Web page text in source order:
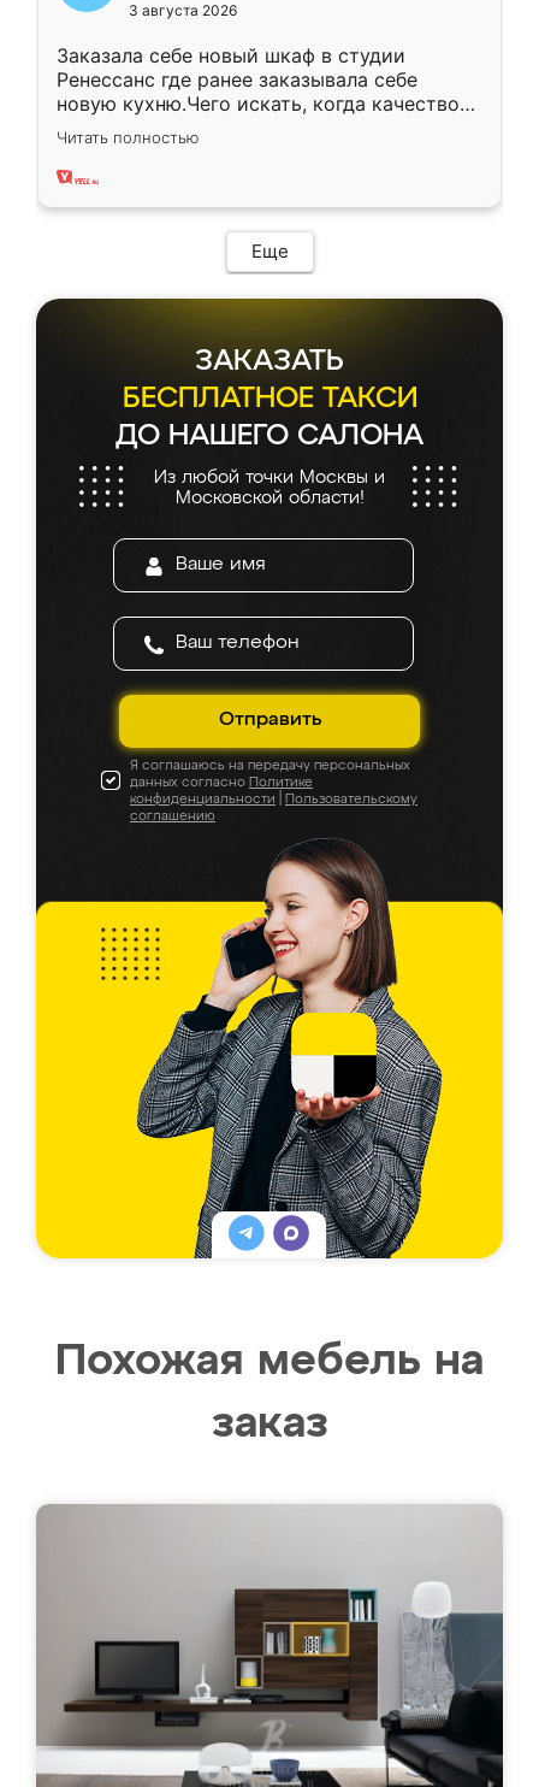
3 августа 2026
Заказала себе новый шкаф в студии
Ренессанс где ранее заказывала себе
новую кухню.Чего искать, когда качеством
вполне довольна. Служит кухня уже почти
два года, нареканий нет.
Читать полностью
Еще
ЗАКАЗАТЬ
БЕСПЛАТНОЕ ТАКСИ
ДО НАШЕГО САЛОНА
Из любой точки Москвы и
Московской области!
Отправить
Я соглашаюсь на передачу персональных
данных согласно Политике
конфиденциальности
Пользовательскому
соглашению
Похожая мебель на
заказ